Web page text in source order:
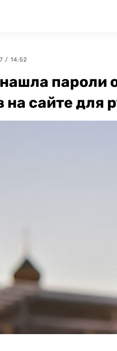
/ 14:52
пароли
на сайте для